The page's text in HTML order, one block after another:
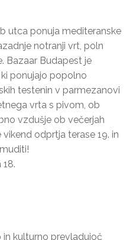
utca ponuja mediteranske
notranji vrt, poln
Bazaar Budapest je
ponujajo popolno
testenin v parmezanovi
vrta s pivom, ob
vzdušje ob večerjah
odprtja terase 19. in
kulturno prevladujoč